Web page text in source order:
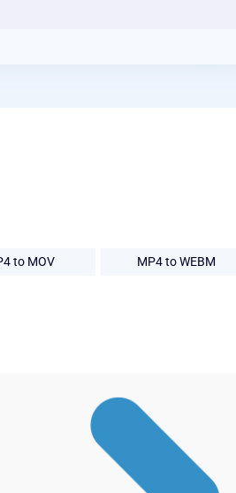
to MOV MP4 to WEBM